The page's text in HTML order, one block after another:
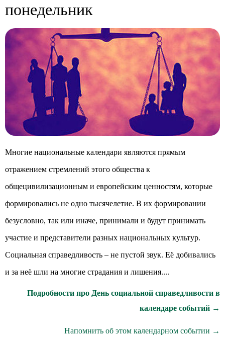
понедельник
Многие национальные календари являются прямым
отражением стремлений этого общества к
общецивилизационным и европейским ценностям, которые
формировались не одно тысячелетие. В их формировании
безусловно, так или иначе, принимали и будут принимать
участие и представители разных национальных культур.
Социальная справедливость – не пустой звук. Её добивались
и за неё шли на многие страдания и лишения....
Подробности про День социальной справедливости в
календаре событий →
Напомнить об этом календарном событии →